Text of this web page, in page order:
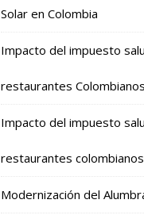
Solar en Colombia
Impacto del impuesto
restaurantes Colombianos
Impacto del impuesto
restaurantes colombianos
Modernización del